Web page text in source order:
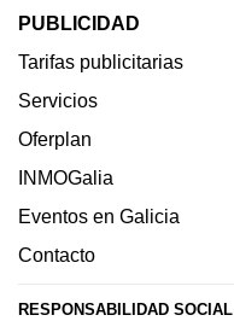
PUBLICIDAD
Tarifas publicitarias
Servicios
Oferplan
INMOGalia
Eventos en Galicia
Contacto
RESPONSABILIDAD SOCIAL